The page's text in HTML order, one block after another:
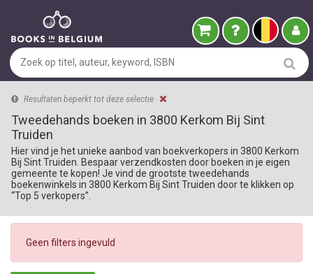
Resultaten beperkt tot deze selectie
Tweedehands boeken in 3800 Kerkom Bij Sint
Truiden
Hier vind je het unieke aanbod van boekverkopers in 3800 Kerkom
Bij Sint Truiden. Bespaar verzendkosten door boeken in je eigen
gemeente te kopen! Je vind de grootste tweedehands
boekenwinkels in 3800 Kerkom Bij Sint Truiden door te klikken op
“Top 5 verkopers”.
Geen filters ingevuld